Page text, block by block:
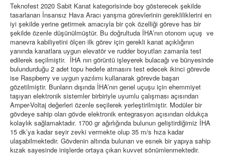
Teknofest 2020 Sabit Kanat kategorisinde boy gösterecek şekilde
tasarlanan İnsansız Hava Aracı yarışma görevlerinin gerekliliklerini en
iyi şekilde yerine getirmek amacıyla bir çok özelliği göreve has bir
şekilde özenle düşünülmüştür. Bu doğrultuda İHA’nın otonom uçuş ve
manevra kabiliyetini ölçen ilk görev için gerekli kanat açıklığının
yanında kanatlara uygun elevatör ve rudder boyutları zamanla test
edilerek seçilmiştir. İHA nın görüntü işleyerek bulacağı ve bünyesinde
bulundurduğu 2 adet topu hedefe atmasını test edecek ikinci görevde
ise Raspberry ve uygun yazılımı kullanarak görevde başarı
gözetilmiştir. Bunların dışında İHA’nın genel uçuşu için ehemmiyet
taşıyan elektronik sistemler birbiriyle uyumlu çalışması açısından
Amper-Voltaj değerleri özenle seçilerek yerleştirilmiştir. Modüler bir
gövdeye sahip olan gövde elektronik entegrasyon açısından oldukça
kolaylık sağlamaktadır. 1700 gr ağırlığında bulunun geliştirdiğimiz İHA
15 dk’ya kadar seyir zevki vermekte olup 35 m/s hıza kadar
ulaşabilmektedir. Gövdenin altında bulunan ve esnek bir yapıya sahip
kızak sayesinde inişlerde ortaya çıkan kuvvet sönümlenmektedir.